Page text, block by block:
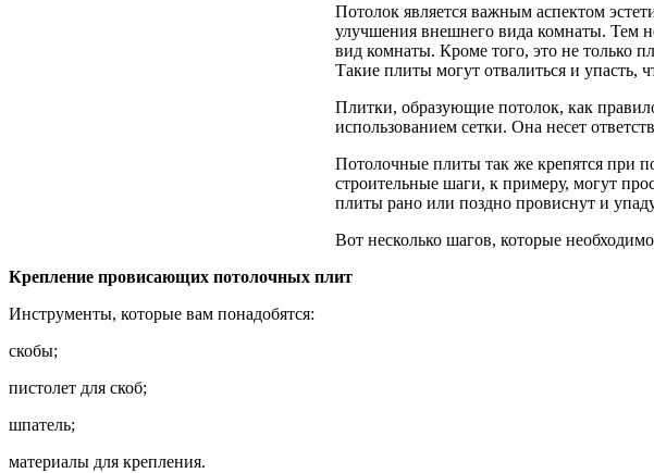
Потолок является важным аспектом
улучшения внешнего вида комнаты. Тем
вид комнаты. Кроме того, это не только
Такие плиты могут отвалиться и упасть,
Плитки, образующие потолок, как
использованием сетки. Она несет
Потолочные плиты так же крепятся при
строительные шаги, к примеру, могут
плиты рано или поздно провиснут и
Вот несколько шагов, которые
Крепление провисающих потолочных плит
Инструменты, которые вам понадобятся:
скобы;
пистолет для скоб;
шпатель;
материалы для крепления.